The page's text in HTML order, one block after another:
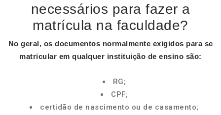
necessários para fazer a
matrícula na faculdade?
No geral, os documentos normalmente exigidos para se
matricular em qualquer instituição de ensino são:
RG;
CPF;
certidão de nascimento ou de casamento;